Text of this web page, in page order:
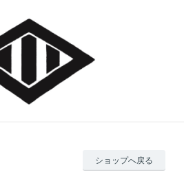
ショップへ戻る